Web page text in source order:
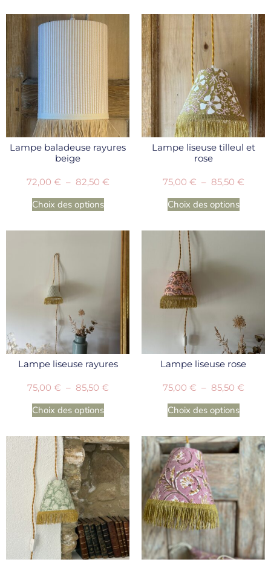
Lampe baladeuse rayures
beige
72,00 € – 82,50 €
Choix des options
Lampe liseuse tilleul et
rose
75,00 € – 85,50 €
Choix des options
Lampe liseuse rayures
75,00 € – 85,50 €
Choix des options
Lampe liseuse rose
75,00 € – 85,50 €
Choix des options